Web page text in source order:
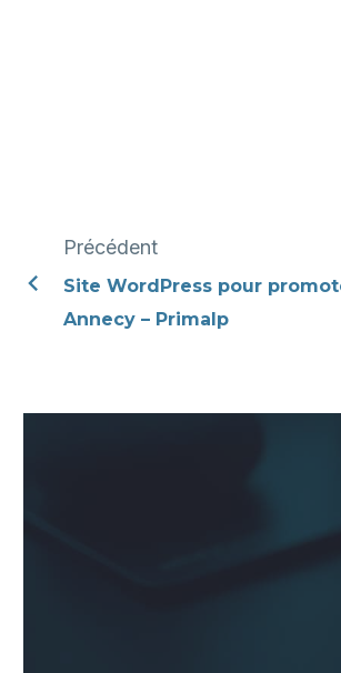
Précédent
Site WordPress pour
Annecy – Primalp